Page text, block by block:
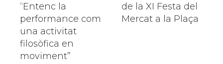
“Entenc la
performance com
una activitat
filosòfica en
moviment”
de la XI Festa del
Mercat a la Plaça